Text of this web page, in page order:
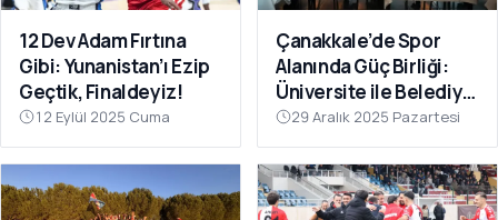
12 Dev Adam Fırtına
Gibi: Yunanistan’ı Ezip
Geçtik, Finaldeyiz!
12 Eylül 2025 Cuma
Çanakkale’de Spor
Alanında Güç Birliği:
Üniversite ile Belediye
Kulüpleri İş Birliği Yaptı
29 Aralık 2025 Pazartesi